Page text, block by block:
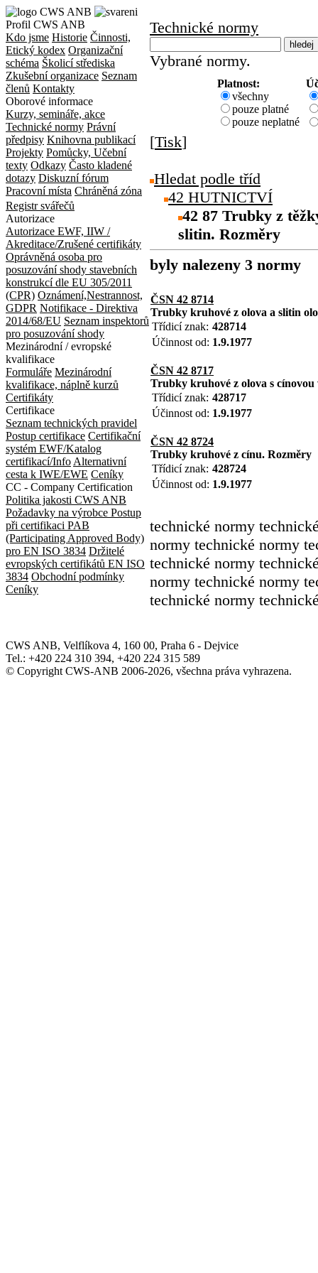
Profil CWS ANB
Kdo jsme Historie Činnosti,
Etický kodex Organizační
schéma Školicí střediska
Zkušební organizace Seznam
členů Kontakty
Oborové informace
Kurzy, semináře, akce
Technické normy Právní
předpisy Knihovna publikací
Projekty Pomůcky, Učební
texty Odkazy Často kladené
dotazy Diskuzní fórum
Pracovní místa Chráněná zóna
Registr svářečů
Autorizace
Autorizace EWF, IIW /
Akreditace/Zrušené certifikáty
Oprávněná osoba pro
posuzování shody stavebních
konstrukcí dle EU 305/2011
(CPR) Oznámení,Nestrannost,
GDPR Notifikace - Direktiva
2014/68/EU Seznam inspektorů
pro posuzování shody
Mezinárodní / evropské
kvalifikace
Formuláře Mezinárodní
kvalifikace, náplně kurzů
Certifikáty
Certifikace
Seznam technických pravidel
Postup certifikace Certifikační
systém EWF/Katalog
certifikací/Info Alternativní
cesta k IWE/EWE Ceníky
CC - Company Certification
Politika jakosti CWS ANB
Požadavky na výrobce Postup
při certifikaci PAB
(Participating Approved Body)
pro EN ISO 3834 Držitelé
evropských certifikátů EN ISO
3834 Obchodní podmínky
Ceníky
Technické normy
Vybrané normy.
Platnost:
všechny
pouze platné
pouze neplatné
[Tisk]
Hledat podle tříd
42 HUTNICTVÍ
42 87 Trubky z
slitin. Rozměry
byly nalezeny 3 normy
ČSN 42 8714
Trubky kruhové z olova a slitin
Třídicí znak: 428714
Účinnost od: 1.9.1977
ČSN 42 8717
Trubky kruhové z olova s cínovou
Třídicí znak: 428717
Účinnost od: 1.9.1977
ČSN 42 8724
Trubky kruhové z cínu. Rozměry
Třídicí znak: 428724
Účinnost od: 1.9.1977
technické normy
normy technické normy
technické normy
normy technické normy
technické normy
CWS ANB, Velflíkova 4, 160 00, Praha 6 - Dejvice
Tel.: +420 224 310 394, +420 224 315 589
© Copyright CWS-ANB 2006-2026, všechna práva vyhrazena.